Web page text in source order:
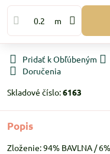
m
Pridať k Obľúbeným
Doručenia
Skladové číslo:6163
Popis
Zloženie: 94% BAVLNA / 6%